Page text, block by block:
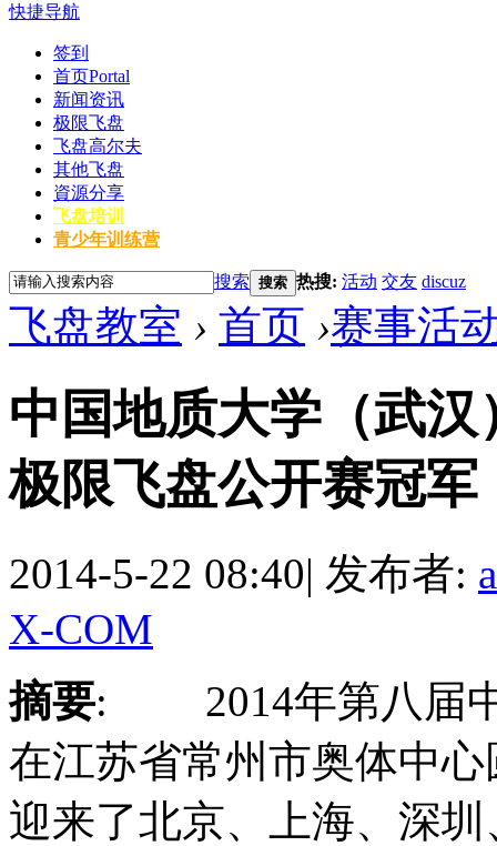
快捷导航
签到
首页Portal
新闻资讯
极限飞盘
飞盘高尔夫
其他飞盘
資源分享
飞盘培训
青少年训练营
搜索 搜索 热搜: 活动 交友 discuz
飞盘教室 › 首页 ›赛事活
中国地质大学（武
极限飞盘公开赛冠军
2014-5-22 08:40| 发布者:
X-COM
摘要: 2014年第八届中
在江苏省常州市奥体中
迎来了北京、上海、深